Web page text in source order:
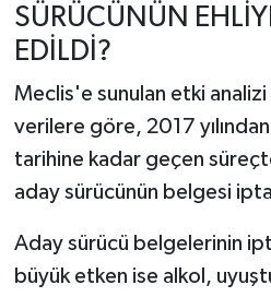
SÜRÜCÜNÜN
EDİLDİ?
Meclis'e sunulan etki
verilere göre, 2017
tarihine kadar geçen
aday sürücünün belgesi
Aday sürücü belgelerinin
büyük etken ise alkol,